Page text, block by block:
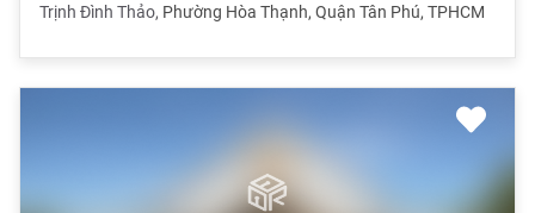
Trịnh Đình Thảo, Phường Hòa Thạnh, Quận Tân Phú, TPHCM